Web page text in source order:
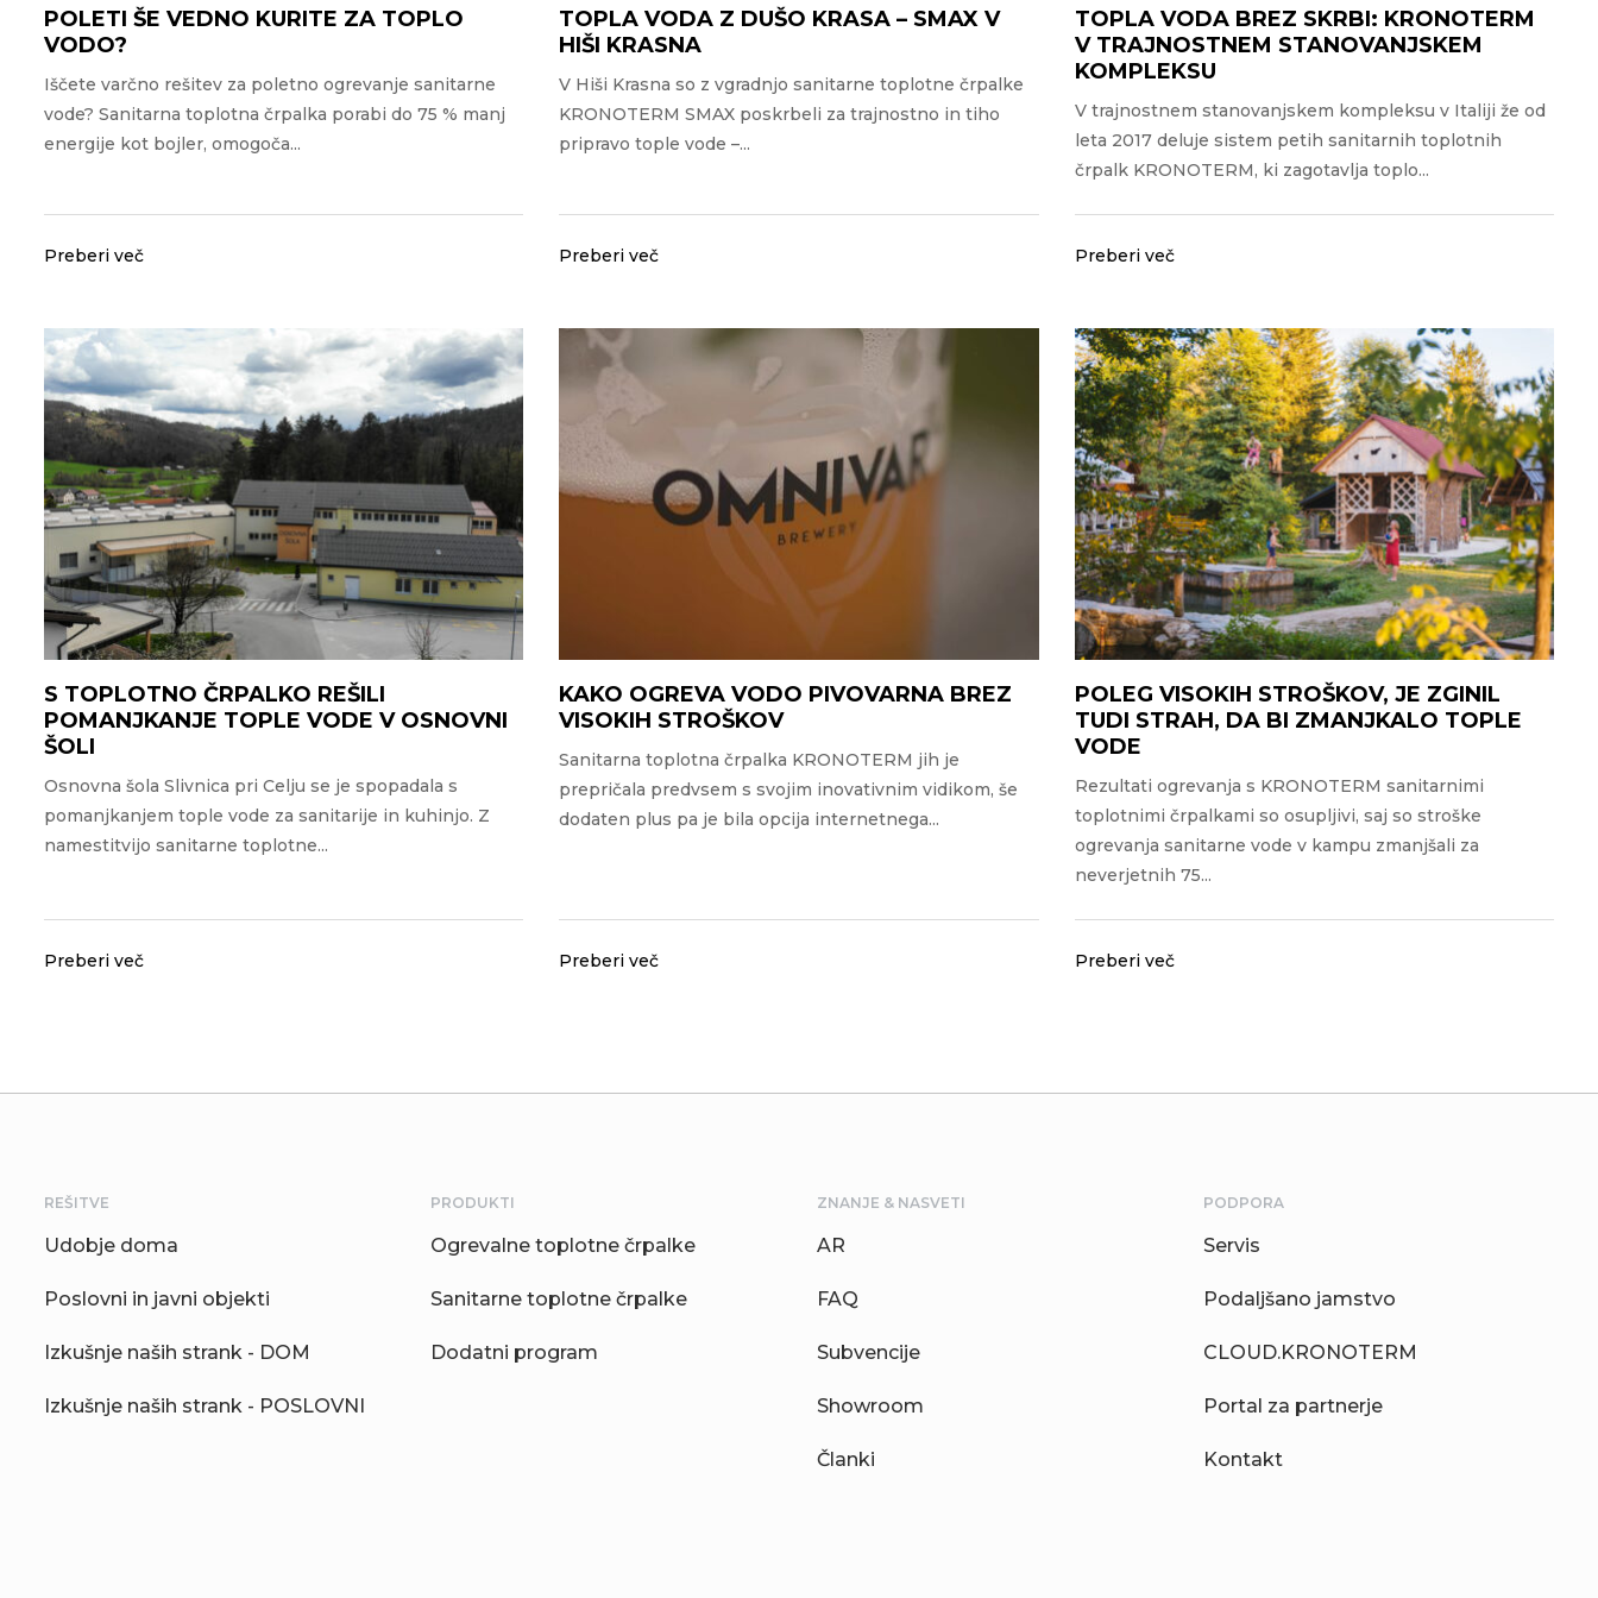
POLETI ŠE VEDNO KURITE ZA TOPLO
VODO?
Iščete varčno rešitev za poletno ogrevanje sanitarne
vode? Sanitarna toplotna črpalka porabi do 75 % manj
energije kot bojler, omogoča...
Preberi več
TOPLA VODA Z DUŠO KRASA – SMAX V
HIŠI KRASNA
V Hiši Krasna so z vgradnjo sanitarne toplotne črpalke
KRONOTERM SMAX poskrbeli za trajnostno in tiho
pripravo tople vode –...
Preberi več
TOPLA VODA BREZ SKRBI: KRONOTERM
V TRAJNOSTNEM STANOVANJSKEM
KOMPLEKSU
V trajnostnem stanovanjskem kompleksu v Italiji že od
leta 2017 deluje sistem petih sanitarnih toplotnih
črpalk KRONOTERM, ki zagotavlja toplo...
Preberi več
S TOPLOTNO ČRPALKO REŠILI
POMANJKANJE TOPLE VODE V OSNOVNI
ŠOLI
Osnovna šola Slivnica pri Celju se je spopadala s
pomanjkanjem tople vode za sanitarije in kuhinjo. Z
namestitvijo sanitarne toplotne...
Preberi več
KAKO OGREVA VODO PIVOVARNA BREZ
VISOKIH STROŠKOV
Sanitarna toplotna črpalka KRONOTERM jih je
prepričala predvsem s svojim inovativnim vidikom, še
dodaten plus pa je bila opcija internetnega...
Preberi več
POLEG VISOKIH STROŠKOV, JE ZGINIL
TUDI STRAH, DA BI ZMANJKALO TOPLE
VODE
Rezultati ogrevanja s KRONOTERM sanitarnimi
toplotnimi črpalkami so osupljivi, saj so stroške
ogrevanja sanitarne vode v kampu zmanjšali za
neverjetnih 75...
Preberi več
REŠITVE
Udobje doma
Poslovni in javni objekti
Izkušnje naših strank - DOM
Izkušnje naših strank - POSLOVNI
PRODUKTI
Ogrevalne toplotne črpalke
Sanitarne toplotne črpalke
Dodatni program
ZNANJE & NASVETI
AR
FAQ
Subvencije
Showroom
Članki
PODPORA
Servis
Podaljšano jamstvo
CLOUD.KRONOTERM
Portal za partnerje
Kontakt